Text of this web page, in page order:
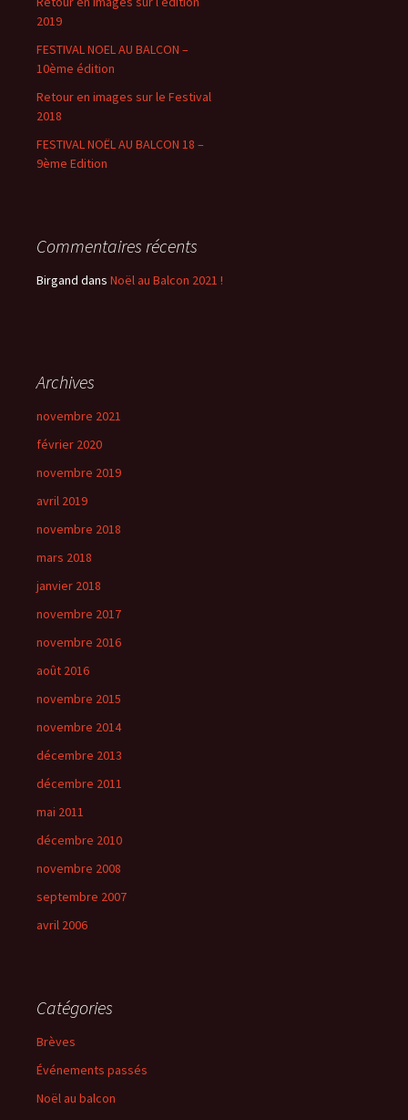
2019
FESTIVAL NOEL AU BALCON –
10ème édition
Retour en images sur le Festival
2018
FESTIVAL NOËL AU BALCON 18 –
9ème Edition
Commentaires récents
Birgand dans Noël au Balcon 2021 !
Archives
novembre 2021
février 2020
novembre 2019
avril 2019
novembre 2018
mars 2018
janvier 2018
novembre 2017
novembre 2016
août 2016
novembre 2015
novembre 2014
décembre 2013
décembre 2011
mai 2011
décembre 2010
novembre 2008
septembre 2007
avril 2006
Catégories
Brèves
Événements passés
Noël au balcon